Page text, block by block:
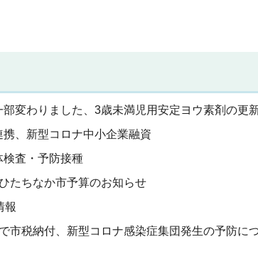
部変わりました、3歳未満児用安定ヨウ素剤の更
携、新型コロナ中小企業融資
検査・予防接種
たちなか市予算のお知らせ
報
市税納付、新型コロナ感染症集団発生の予防に